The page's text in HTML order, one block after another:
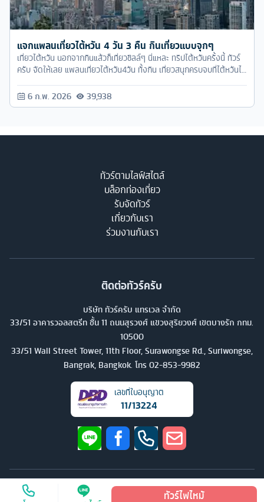
ทัวร์ไฟไหม้
แจกแพลนเที่ยวไต้หวัน 4 วัน 3 คืน กินเที่ยวแบบจุกๆ
เที่ยวไต้หวัน นอกจากกินแล้วก็เที่ยวชิลล์ๆ นี่แหละ ทริปไต้หวันครั้งนี้ ทัวร์
ครับ จัดให้เลย แพลนเที่ยวไต้หวัน4วัน ทั้งกิน เที่ยวสนุกครบจบที่ไต้หวันได้
6 ก.พ. 2026 39,938
ทัวร์ตามไลฟ์สไตล์
บล็อกท่องเที่ยว
รับจัดทัวร์
เกี่ยวกับเรา
ร่วมงานกับเรา
ติดต่อทัวร์ครับ
บริษัท ทัวร์ครับ แทรเวล จำกัด
33/51 อาคารวอลสตรีท ชั้น 11 ถนนสุรวงศ์ แขวงสุริยวงศ์ เขตบางรัก กทม.
10500
33/51 Wall Street Tower, 11th Floor, Surawongse Rd., Suriwongse,
Bangrak, Bangkok. โทร 02-853-9982
เลขที่ใบอนุญาต
11/13224
บริษัท ทัวร์ครับ แทรเวล จำกัด สงวนลิขสิทธิ์